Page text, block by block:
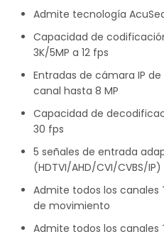
Admite tecnología
Capacidad de
3K/5MP a 12 fps
Entradas de cámara IP
canal hasta 8 MP
Capacidad de
30 fps
5 señales de entrada
(HDTVI/AHD/CVI/CVBS/IP)
Admite todos los
de movimiento
Admite todos los canales